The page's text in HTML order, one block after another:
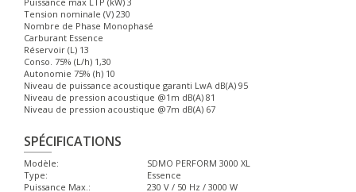
Tension nominale (V) 230
Nombre de Phase Monophasé
Carburant Essence
Réservoir (L) 13
Conso. 75% (L/h) 1,30
Autonomie 75% (h) 10
Niveau de puissance acoustique garanti LwA dB(A) 95
Niveau de pression acoustique @1m dB(A) 81
Niveau de pression acoustique @7m dB(A) 67
SPÉCIFICATIONS
Modèle:
SDMO PERFORM 3000 XL
Type:
Essence
Puissance Max.:
230 V / 50 Hz / 3000 W